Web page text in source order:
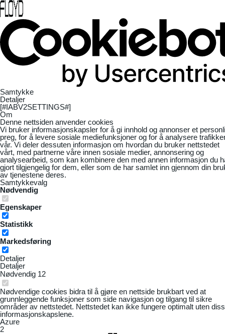
Samtykke
Detaljer
[#IABV2SETTINGS#]
Om
Denne nettsiden anvender cookies
Vi bruker informasjonskapsler for å gi innhold og annonser et
preg, for å levere sosiale mediefunksjoner og for å analysere
vår. Vi deler dessuten informasjon om hvordan du bruker nettstedet
vårt, med partnerne våre innen sosiale medier, annonsering og
analysearbeid, som kan kombinere den med annen informasjon du
gjort tilgjengelig for dem, eller som de har samlet inn gjennom din
av tjenestene deres.
Samtykkevalg
Nødvendig
Egenskaper
Statistikk
Markedsføring
Detaljer
Detaljer
Nødvendig 12
Nødvendige cookies bidra til å gjøre en nettside brukbart ved at
grunnleggende funksjoner som side navigasjon og tilgang til sikre
områder av nettstedet. Nettstedet kan ikke fungere optimalt uten
informasjonskapslene.
Azure
2